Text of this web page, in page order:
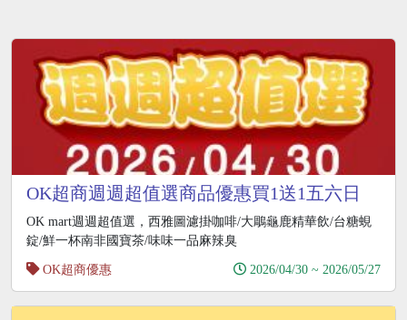
OK超商週週超值選商品優惠買1送1五六日
OK點數2倍送
OK mart週週超值選，西雅圖濾掛咖啡/大鵰龜鹿精華飲/台糖蜆
錠/鮮一杯南非國寶茶/味味一品麻辣臭
OK超商優惠
2026/04/30 ~ 2026/05/27